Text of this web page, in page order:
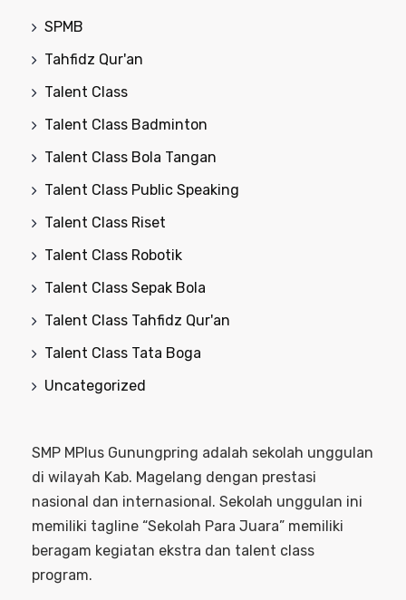
SPMB
Tahfidz Qur'an
Talent Class
Talent Class Badminton
Talent Class Bola Tangan
Talent Class Public Speaking
Talent Class Riset
Talent Class Robotik
Talent Class Sepak Bola
Talent Class Tahfidz Qur'an
Talent Class Tata Boga
Uncategorized
SMP MPlus Gunungpring adalah sekolah unggulan
di wilayah Kab. Magelang dengan prestasi
nasional dan internasional. Sekolah unggulan ini
memiliki tagline “Sekolah Para Juara” memiliki
beragam kegiatan ekstra dan talent class
program.